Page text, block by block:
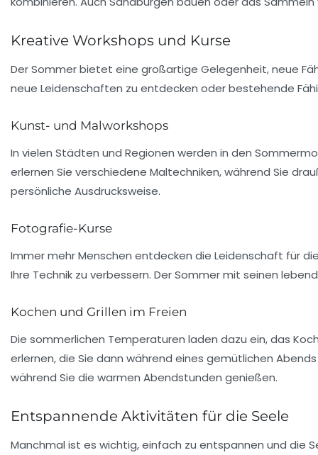
Kreative Workshops und Kurse
Der Sommer bietet eine großartige Gelegenheit, neue
neue Leidenschaften zu entdecken oder bestehende
Kunst- und Malworkshops
In vielen Städten und Regionen werden in den
erlernen Sie verschiedene Maltechniken, während Sie
persönliche Ausdrucksweise.
Fotografie-Kurse
Immer mehr Menschen entdecken die Leidenschaft für
Ihre Technik zu verbessern. Der Sommer mit seinen
Kochen und Grillen im Freien
Die sommerlichen Temperaturen laden dazu ein, das
erlernen, die Sie dann während eines gemütlichen
während Sie die warmen Abendstunden genießen.
Entspannende Aktivitäten für die Seele
Manchmal ist es wichtig, einfach zu entspannen und die